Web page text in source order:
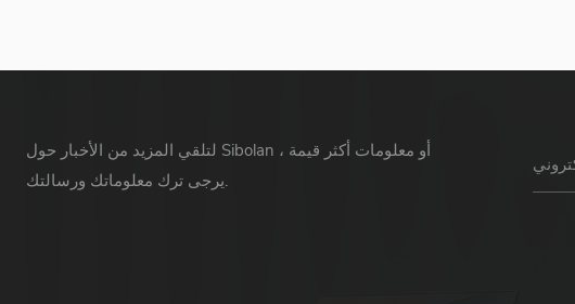
لتلقي المزيد من الأخبار حول Sibolan أو معلومات أكثر قيمة ،
يرجى ترك معلوماتك ورسالتك.